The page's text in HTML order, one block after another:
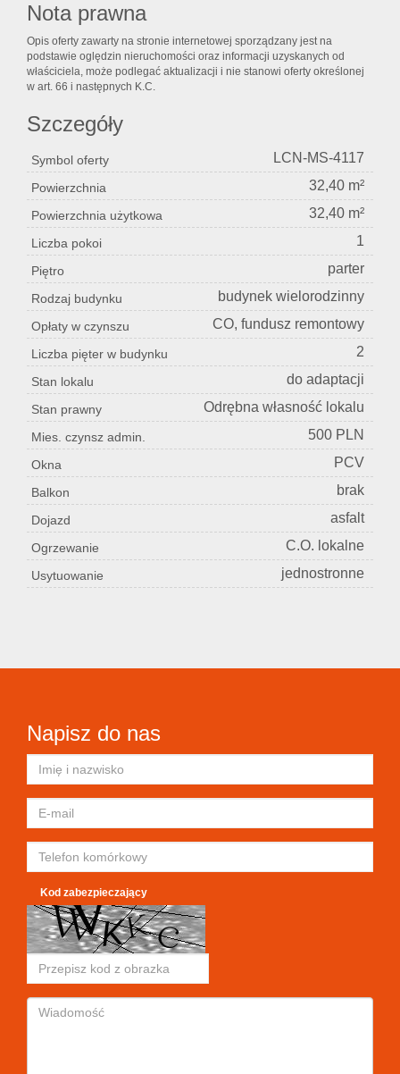
Nota prawna
Opis oferty zawarty na stronie internetowej sporządzany jest na
podstawie oględzin nieruchomości oraz informacji uzyskanych od
właściciela, może podlegać aktualizacji i nie stanowi oferty określonej
w art. 66 i następnych K.C.
Szczegóły
Symbol oferty LCN-MS-4117
Powierzchnia 32,40 m²
Powierzchnia użytkowa 32,40 m²
Liczba pokoi 1
Piętro parter
Rodzaj budynku budynek wielorodzinny
Opłaty w czynszu CO, fundusz remontowy
Liczba pięter w budynku 2
Stan lokalu do adaptacji
Stan prawny Odrębna własność lokalu
Mies. czynsz admin. 500 PLN
Okna PCV
Balkon brak
Dojazd asfalt
Ogrzewanie C.O. lokalne
Usytuowanie jednostronne
Napisz do nas
Kod zabezpieczający